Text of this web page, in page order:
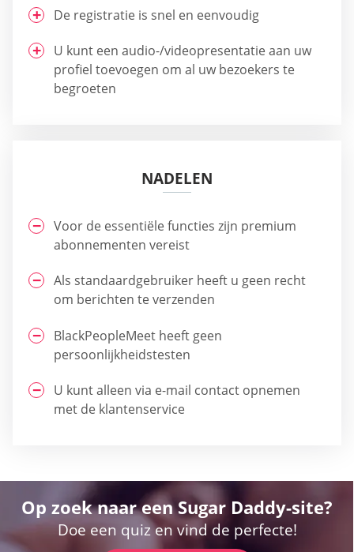
De registratie is snel en eenvoudig
U kunt een audio-/videopresentatie aan uw
profiel toevoegen om al uw bezoekers te
begroeten
NADELEN
Voor de essentiële functies zijn premium
abonnementen vereist
Als standaardgebruiker heeft u geen recht
om berichten te verzenden
BlackPeopleMeet heeft geen
persoonlijkheidstesten
U kunt alleen via e-mail contact opnemen
met de klantenservice
Op zoek naar een Sugar Daddy-site?
Doe een quiz en vind de perfecte!